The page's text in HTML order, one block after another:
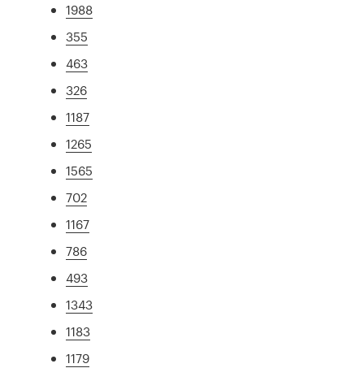
1988
355
463
326
1187
1265
1565
702
1167
786
493
1343
1183
1179